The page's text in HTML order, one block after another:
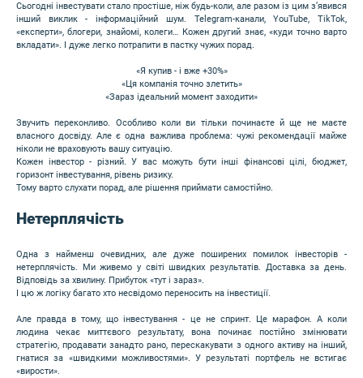
Сьогодні інвестувати стало простіше, ніж будь-коли, але разом із цим з’явився
інший виклик - інформаційний шум. Telegram-канали, YouTube, TikTok,
«експерти», блогери, знайомі, колеги… Кожен другий знає, «куди точно варто
вкладати». І дуже легко потрапити в пастку чужих порад.
«Я купив - і вже +30%»
«Ця компанія точно злетить»
«Зараз ідеальний момент заходити»
Звучить переконливо. Особливо коли ви тільки починаєте й ще не маєте
власного досвіду. Але є одна важлива проблема: чужі рекомендації майже
ніколи не враховують вашу ситуацію.
Кожен інвестор - різний. У вас можуть бути інші фінансові цілі, бюджет,
горизонт інвестування, рівень ризику.
Тому варто слухати порад, але рішення приймати самостійно.
Нетерплячість
Одна з найменш очевидних, але дуже поширених помилок інвесторів -
нетерплячість. Ми живемо у світі швидких результатів. Доставка за день.
Відповідь за хвилину. Прибуток «тут і зараз».
І цю ж логіку багато хто несвідомо переносить на інвестиції.
Але правда в тому, що інвестування - це не спринт. Це марафон. А коли
людина чекає миттєвого результату, вона починає постійно змінювати
стратегію, продавати занадто рано, перескакувати з одного активу на інший,
гнатися за «швидкими можливостями». У результаті портфель не встигає
«вирости».